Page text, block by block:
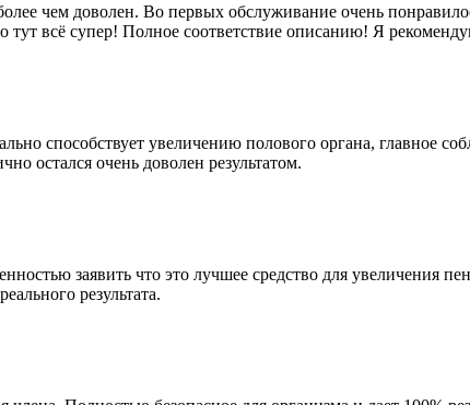
чем доволен. Во первых обслуживание очень
тут всё супер! Полное соответствие описанию! Я
способствует увеличению полового органа, главное
остался очень доволен результатом.
заявить что это лучшее средство для увеличения
результата.